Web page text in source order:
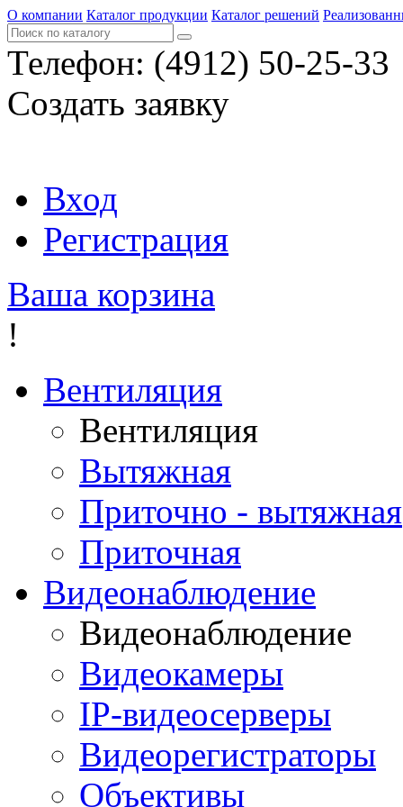
О компании Каталог продукции Каталог решений
Телефон: (4912) 50-25-33
Создать заявку
Вход
Регистрация
Ваша корзина
!
Вентиляция
Вентиляция
Вытяжная
Приточно - вытяжная
Приточная
Видеонаблюдение
Видеонаблюдение
Видеокамеры
IP-видеосерверы
Видеорегистраторы
Объективы